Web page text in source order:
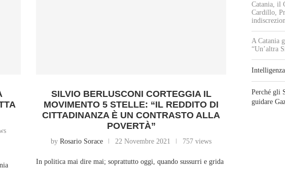
SILVIO BERLUSCONI CORTEGGIA IL
MOVIMENTO 5 STELLE: “IL REDDITO DI
CITTADINANZA È UN CONTRASTO ALLA
POVERTÀ”
byRosario Sorace 22 Novembre 2021 757 views
In politica mai dire mai; soprattutto oggi, quando sussurri e grida
Catania, il
Cardillo,
A Catania
“Un’altra
Perché gli
guidare